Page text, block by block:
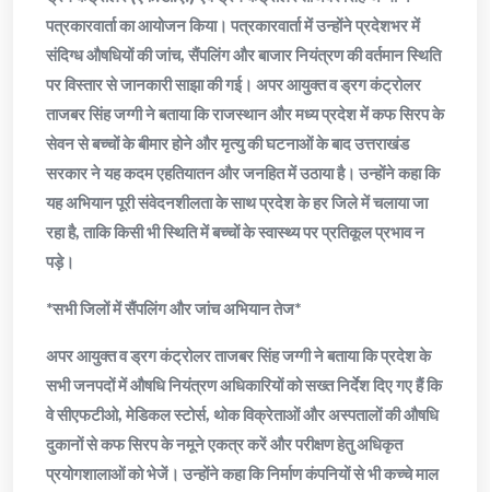
पत्रकारवार्ता का आयोजन किया। पत्रकारवार्ता में उन्होंने प्रदेशभर में
संदिग्ध औषधियों की जांच, सैंपलिंग और बाजार नियंत्रण की वर्तमान स्थिति
पर विस्तार से जानकारी साझा की गई। अपर आयुक्त व ड्रग कंट्रोलर
ताजबर सिंह जग्गी ने बताया कि राजस्थान और मध्य प्रदेश में कफ सिरप के
सेवन से बच्चों के बीमार होने और मृत्यु की घटनाओं के बाद उत्तराखंड
सरकार ने यह कदम एहतियातन और जनहित में उठाया है। उन्होंने कहा कि
यह अभियान पूरी संवेदनशीलता के साथ प्रदेश के हर जिले में चलाया जा
रहा है, ताकि किसी भी स्थिति में बच्चों के स्वास्थ्य पर प्रतिकूल प्रभाव न
पड़े।
*सभी जिलों में सैंपलिंग और जांच अभियान तेज*
अपर आयुक्त व ड्रग कंट्रोलर ताजबर सिंह जग्गी ने बताया कि प्रदेश के
सभी जनपदों में औषधि नियंत्रण अधिकारियों को सख्त निर्देश दिए गए हैं कि
वे सीएफटीओ, मेडिकल स्टोर्स, थोक विक्रेताओं और अस्पतालों की औषधि
दुकानों से कफ सिरप के नमूने एकत्र करें और परीक्षण हेतु अधिकृत
प्रयोगशालाओं को भेजें। उन्होंने कहा कि निर्माण कंपनियों से भी कच्चे माल